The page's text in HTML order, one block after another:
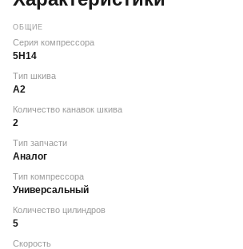
ОБЩИЕ
Серия компрессора
5Н14
Тип шкива
А2
Количество канавок шкива
2
Тип запчасти
Аналог
Тип компрессора
Универсальный
Количество цилиндров
5
Скорость